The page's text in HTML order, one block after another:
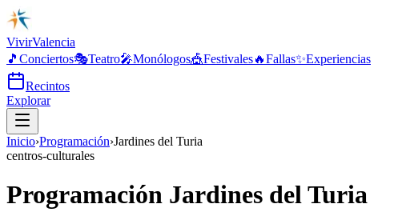
VivirValencia
🎵 Conciertos🎭Teatro🎤Monólogos🎪Festivales🔥Fallas✨Experiencias
Recintos
Explorar
Inicio›Programación›Jardines del Turia
centros-culturales
Programación Jardines del Turia